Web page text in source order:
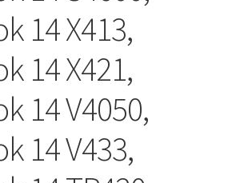
14 X413,
14 X421,
14 V4050,
14 V433,